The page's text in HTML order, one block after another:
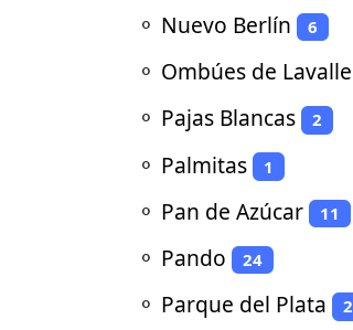
⚬ Nuevo Berlín 6
⚬ Ombúes de Lavalle
⚬ Pajas Blancas 2
⚬ Palmitas 1
⚬ Pan de Azúcar 11
⚬ Pando 24
⚬ Parque del Plata 2